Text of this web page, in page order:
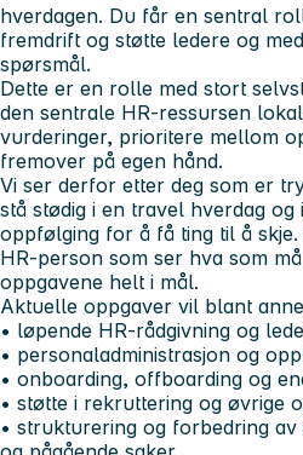
hverdagen. Du får en sentral
fremdrift og støtte ledere og
spørsmål.
Dette er en rolle med stort
den sentrale HR-ressursen
vurderinger, prioritere mellom
fremover på egen hånd.
Vi ser derfor etter deg som er
stå stødig i en travel hverdag
oppfølging for å få ting til å
HR-person som ser hva som
oppgavene helt i mål.
Aktuelle oppgaver vil blant
• løpende HR-rådgivning og
• personaladministrasjon og
• onboarding, offboarding og
• støtte i rekruttering og øvrige
• strukturering og forbedring